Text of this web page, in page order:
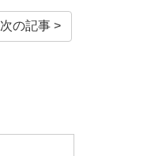
次の記事 >